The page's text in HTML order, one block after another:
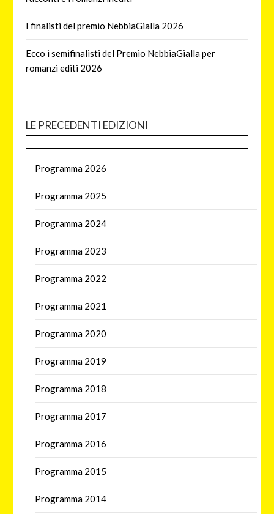
I finalisti del premio NebbiaGialla 2026
Ecco i semifinalisti del Premio NebbiaGialla per
romanzi editi 2026
LE PRECEDENTI EDIZIONI
Programma 2026
Programma 2025
Programma 2024
Programma 2023
Programma 2022
Programma 2021
Programma 2020
Programma 2019
Programma 2018
Programma 2017
Programma 2016
Programma 2015
Programma 2014